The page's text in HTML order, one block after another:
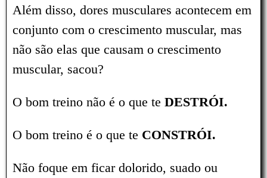
Além disso, dores musculares acontecem em
conjunto com o crescimento muscular, mas
não são elas que causam o crescimento
muscular, sacou?
O bom treino não é o que te DESTRÓI.
O bom treino é o que te CONSTRÓI.
Não foque em ficar dolorido, suado ou